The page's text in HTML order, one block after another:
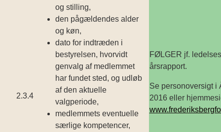
2.3.4
og stilling,
den pågældendes alder
og køn,
dato for indtræden i
bestyrelsen, hvorvidt
genvalg af medlemmet
har fundet sted, og udløb
af den aktuelle
valgperiode,
medlemmets eventuelle
særlige kompetencer,
FØLGER jf.
årsrapport.
Se personoversigt i
2016 eller